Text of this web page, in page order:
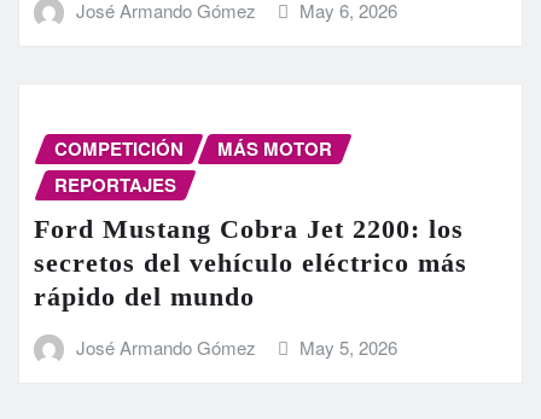
José Armando Gómez May 6, 2026
COMPETICIÓN
MÁS MOTOR
REPORTAJES
Ford Mustang Cobra Jet 2200: los
secretos del vehículo eléctrico más
rápido del mundo
José Armando Gómez May 5, 2026